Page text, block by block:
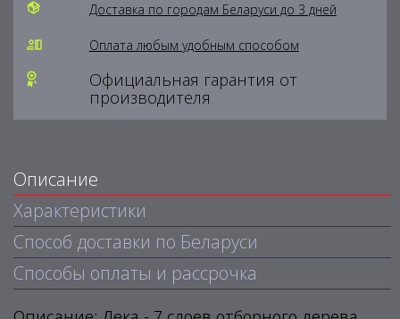
Доставка по городам Беларуси до 3 дней
Оплата любым удобным способом
Официальная гарантия от
производителя
Описание
Характеристики
Способ доставки по Беларуси
Способы оплаты и рассрочка